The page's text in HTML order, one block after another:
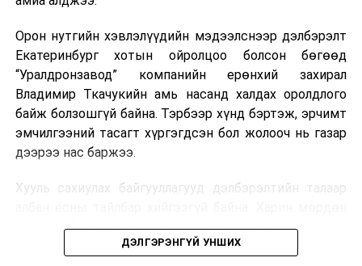
Он гарсаар нийт 53 удаагийн усны осол бүртгэгдэж, 49
хүн амь насаа алджээ
ӨМНӨХ МЭДЭЭ
П.Оюунцэцэг: Тусламж үйлчилгээний ачааллыг
зохицуулах шаардлага байгаа
хувь Францын зах зээлээс бүрддэг бөгөөд тус улсын
Мароккогийн хөдөлмөр эрхлэлтийн сайд мэдэгджээ.
Орон нутгийн хэвлэлүүдийн мэдээлснээр дэлбэрэлт
Екатеринбург хотын ойролцоо болсон бөгөөд
“Уралдронзавод” компанийн ерөнхий захирал
Владимир Ткачукийн амь насанд халдах оролдлого
байж болзошгүй байна. Тэрбээр хүнд бэртэж, эрчимт
эмчилгээний тасагт хүргэгдсэн бол жолооч нь газар
дээрээ нас баржээ.
Хууль сахиулах байгууллагууд дэлбэрэлтийн талаар
шалгах байгууллага олон нийтэд аюултай аргаар
хүний амь насанд халдахыг завдсан гэх үндэслэлээр
ДЭЛГЭРЭНГҮЙ УНШИХ